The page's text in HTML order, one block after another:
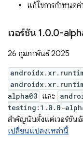
แก้ไขการกำหนด
เวอร์ชัน 1.0.0-
26 กุมภาพันธ์ 2025
alpha03 และ
testing:1.0.0-
สำคัญนับตั้งแต่เวอร์ชัน
เปลี่ยนแปลงเหล่านี้